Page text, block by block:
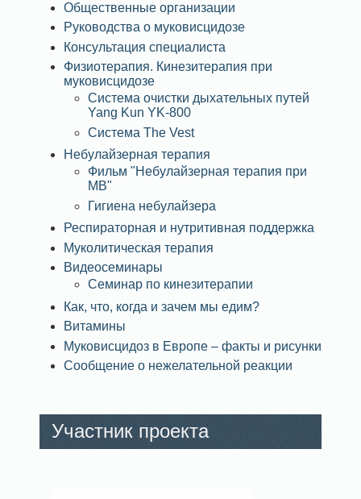
Общественные организации
Руководства о муковисцидозе
Консультация специалиста
Физиотерапия. Кинезитерапия при
муковисцидозе
Система очистки дыхательных путей
Yang Kun YK-800
Система The Vest
Небулайзерная терапия
Фильм "Небулайзерная терапия при
МВ"
Гигиена небулайзера
Респираторная и нутритивная поддержка
Муколитическая терапия
Видеосеминары
Семинар по кинезитерапии
Как, что, когда и зачем мы едим?
Витамины
Муковисцидоз в Европе – факты и рисунки
Сообщение о нежелательной реакции
Участник проекта